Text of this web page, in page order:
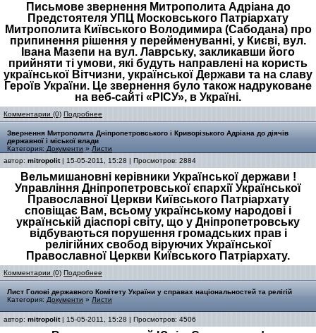
Письмове звернення Митрополита Адріана до
Предстоятеля УПЦ Московського Патріархату
Митрополита Київського Володимира (Сабодана) про
припинення рішення у перейменуванні, у Києві, вул.
Івана Мазепи на вул. Лаврську, закликавши його
прийняти ті умови, які будуть направлені на користь
української Вітчизни, української Держави та на славу
Героїв України. Це звернення було також надруковане
на веб-сайті «РІСУ», в Україні.
Комментарии (0) Подробнее
Звернення Митрополита Дніпропетровського і Криворізького Адріана до діячів
державної і міської влади
Категория: Документи » Листи
автор: mitropolit| 15-05-2011, 15:28 | Просмотров: 2884
Вельмишановні керівники Української держави !
Управління Дніпропетровської єпархії Української
Православної Церкви Київського Патріархату
сповіщає Вам, всьому українському народові і
українській діаспорі світу, що у Дніпропетровську
відбуваються порушення громадських прав і
релігійних свобод віруючих Української
Православної Церкви Київського Патріархату.
Комментарии (0) Подробнее
Лист Голові державного Комітету України у справах національностей та релігій
Категория: Документи » Листи
автор: mitropolit| 15-05-2011, 15:28 | Просмотров: 4506